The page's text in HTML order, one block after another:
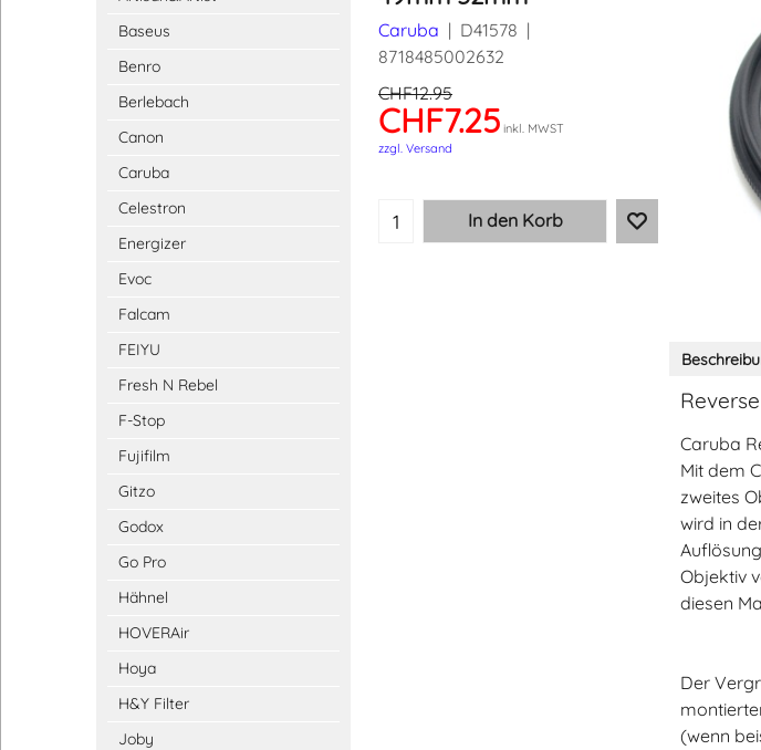
Baseus
Benro
Berlebach
Canon
Caruba
Celestron
Energizer
Evoc
Falcam
FEIYU
Fresh N Rebel
F-Stop
Fujifilm
Gitzo
Godox
Go Pro
Hähnel
HOVERAir
Hoya
H&Y Filter
Joby
Caruba
D41578
8718485002632
CHF12.95
CHF7.25 inkl. MWST
zzgl. Versand
In den Korb
Caruba
Mit dem
zweites
wird in
Objektiv
diesen
Der
(wenn